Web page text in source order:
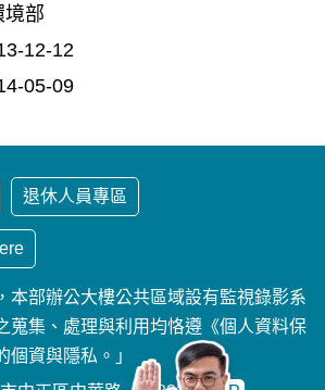
境部
12-12
05-09
退休人員專區
本部辦公大樓公共區域設有監視錄影系
蒐集、處理與利用均恪遵《個人資料保
個資與隱私。」